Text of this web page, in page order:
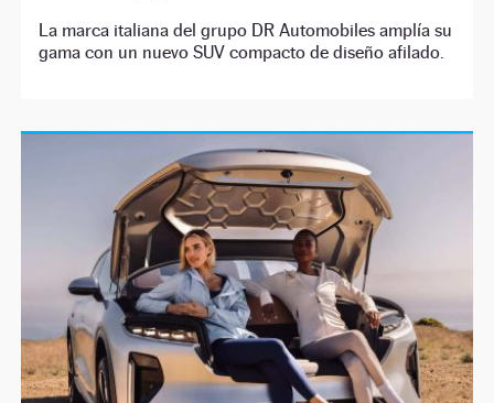
La marca italiana del grupo DR Automobiles amplía su
gama con un nuevo SUV compacto de diseño afilado.